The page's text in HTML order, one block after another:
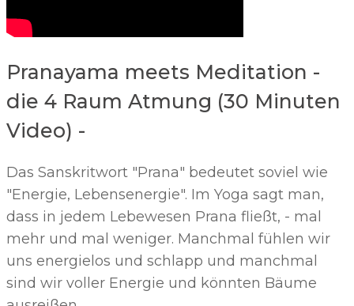
Pranayama meets Meditation -
die 4 Raum Atmung (30 Minuten
Video) -
Das Sanskritwort "Prana" bedeutet soviel wie
"Energie, Lebensenergie". Im Yoga sagt man,
dass in jedem Lebewesen Prana fließt, - mal
mehr und mal weniger. Manchmal fühlen wir
uns energielos und schlapp und manchmal
sind wir voller Energie und könnten Bäume